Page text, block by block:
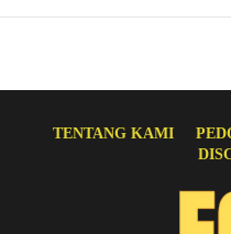
TENTANG KAMI